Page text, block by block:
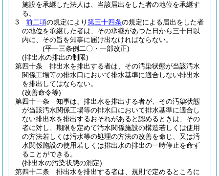
施設を承継した法人は、当該届出をした者の地位を承継す
る。
3
前二項の規定により第三十四条の規定による届出をした者
の地位を承継した者は、その承継があつた日から三十日以
内に、その旨を知事に届け出なければならない。
(平一三条例二〇・一部改正)
(排出水の排出の制限)
第四十条
排出水を排出する者は、その汚染状態が当該汚水
関係工場等の排水口において排水基準に適合しない排出水
を排出してはならない。
(改善命令等)
第四十一条
知事は、排出水を排出する者が、その汚染状態
が当該汚水関係工場等の排水口において排水基準に適合し
ない排出水を排出するおそれがあると認めるときは、その
者に対し、期限を定めて汚水関係施設の構造若しくは使用
の方法若しくは汚水等の処理の方法の改善を命じ、又は汚
水関係施設の使用若しくは排出水の排出の一時停止を命ず
ることができる。
(排出水の汚染状態の測定)
第四十二条
排出水を排出する者は、規則で定めるところに